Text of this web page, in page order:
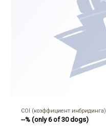
COI (коэффициент инбридинга)
--% (only 6 of 30 dogs)